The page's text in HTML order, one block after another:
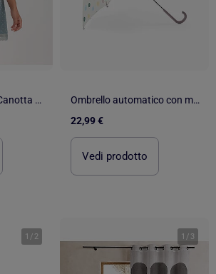
ADMAS CLASSIC - Canotta da sposa con spalline in pizzo a pois da donna
Ombrello automatico con motivo a pois
22,99 €
Vedi prodotto
1 / 2 1 / 3